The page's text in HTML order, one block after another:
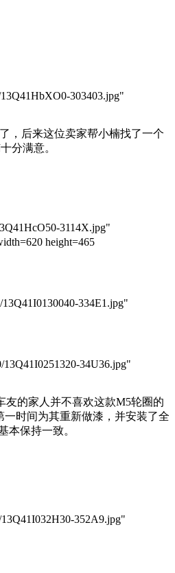
303403.jpg"
，后来这位卖家帮小楠找了一个
分满意。
3114X.jpg"
height=465
334E1.jpg"
34U36.jpg"
友的家人并不喜欢这款M5轮圈的
时间为其重新做漆，并安装了全
本保持一致。
352A9.jpg"